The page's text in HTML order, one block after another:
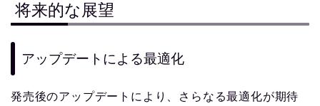
将来的な展望
アップデートによる最適化
発売後のアップデートにより、さらなる最適化が期待